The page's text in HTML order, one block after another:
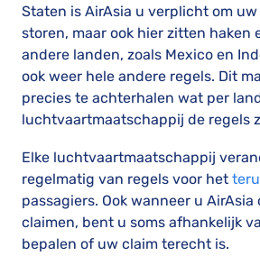
Staten is AirAsia u verplicht om
storen, maar ook hier zitten haken
andere landen, zoals Mexico en
ook weer hele andere regels. Dit
precies te achterhalen wat per
luchtvaartmaatschappij de regels
Elke luchtvaartmaatschappij
regelmatig van regels voor het
passagiers. Ook wanneer u
claimen, bent u soms afhankelijk
bepalen of uw claim terecht is.